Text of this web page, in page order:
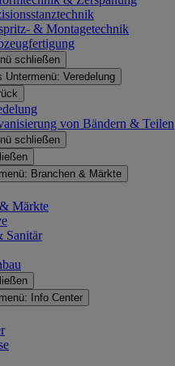
& Montagetechnik
schließen
Untermenü: Veredelung
von Bändern & Teilen
schließen
Branchen & Märkte
Märkte
Sanitär
Info Center